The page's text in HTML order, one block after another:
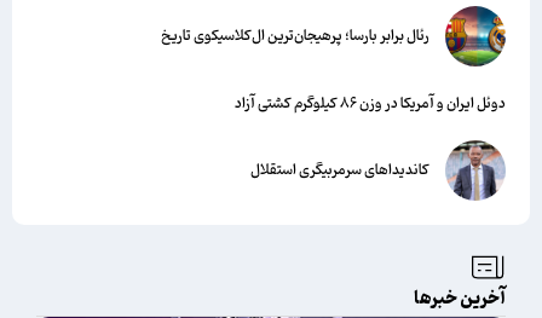
رئال برابر بارسا؛ پرهیجان‌‌ترین ال‌کلاسیکوی تاریخ
دوئل ایران و آمریکا در وزن ۸۶ کیلوگرم کشتی آزاد
کاندیداهای سرمربیگری استقلال
آخرین خبرها